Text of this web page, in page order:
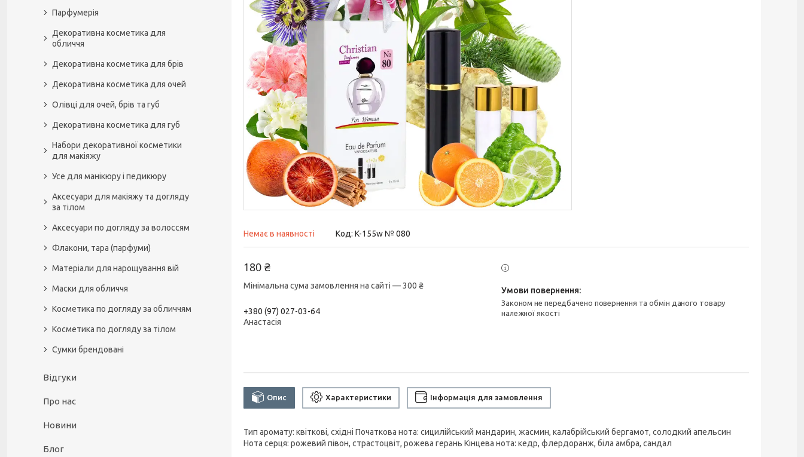
Немає в наявності Код: K-155w № 080
180 ₴
Мінімальна сума замовлення на сайті — 300 ₴
+380 (97) 027-03-64
Анастасія
Законом не передбачено повернення та обмін даного товару
належної якості
Опис Характеристики Інформація для замовлення
Тип аромату: квіткові, східні Початкова нота: сицилійський мандарин, жасмин, калабрійський бергамот, солодкий апельсин
Нота серця: рожевий півон, страстоцвіт, рожева герань Кінцева нота: кедр, флердоранж, біла амбра, сандал
Парфумерія
Декоративна косметика для
обличчя
Декоративна косметика для брів
Декоративна косметика для очей
Олівці для очей, брів та губ
Декоративна косметика для губ
Набори декоративної косметики
для макіяжу
Усе для манікюру і педикюру
Аксесуари для макіяжу та догляду
за тілом
Аксесуари по догляду за волоссям
Флакони, тара (парфуми)
Матеріали для нарощування вій
Маски для обличчя
Косметика по догляду за обличчям
Косметика по догляду за тілом
Сумки брендовані
Відгуки
Про нас
Новини
Блог